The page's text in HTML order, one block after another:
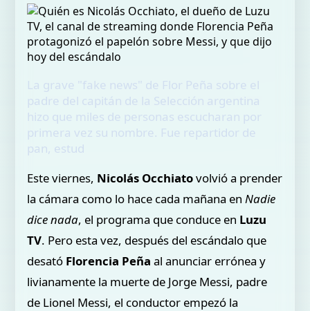
La grave "fake news" de Flor Peña sobre el
padre del capitán de la Selección argentina
hizo que miles de personas escucharan por
primera vez su nombre. Fue repartidor de
pan, estud
Este viernes, Nicolás Occhiatovolvió a prender
la cámara como lo hace cada mañana enNadie
dice nada, el programa que conduce en Luzu
TV. Pero esta vez, después del escándalo que
desató Florencia Peña al anunciar errónea y
livianamente la muerte de Jorge Messi, padre
de Lionel Messi, el conductor empezó la